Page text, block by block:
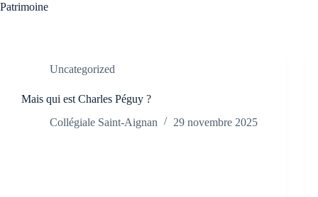
Patrimoine
Uncategorized
Mais qui est Charles Péguy ?
Collégiale Saint-Aignan
29 novembre 2025